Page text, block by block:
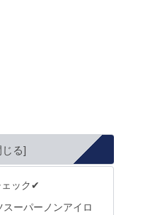
ック✔
ーパーノンアイロ